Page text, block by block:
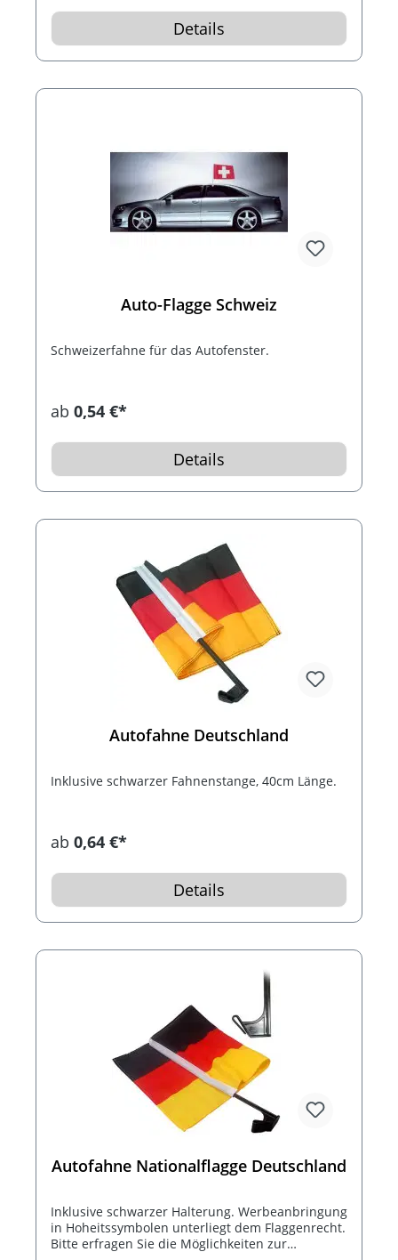
Details
Auto-Flagge Schweiz
Schweizerfahne für das Autofenster.
ab 0,54 €*
Details
Autofahne Deutschland
Inklusive schwarzer Fahnenstange, 40cm Länge.
ab 0,64 €*
Details
Autofahne Nationalflagge Deutschland
Inklusive schwarzer Halterung. Werbeanbringung
in Hoheitssymbolen unterliegt dem Flaggenrecht.
Bitte erfragen Sie die Möglichkeiten zur